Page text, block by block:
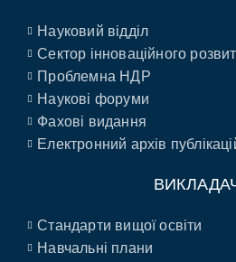
Науковий відділ
Сектор інноваційного
Проблемна НДР
Наукові форуми
Фахові видання
Електронний архів
Стандарти вищої освіти
Навчальні плани